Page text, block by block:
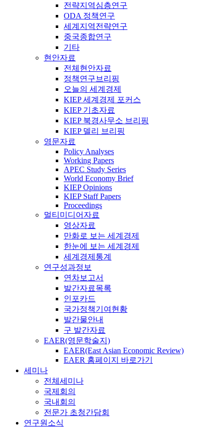
전략지역심층연구
ODA 정책연구
세계지역전략연구
중국종합연구
기타
현안자료
전체현안자료
정책연구브리핑
오늘의 세계경제
KIEP 세계경제 포커스
KIEP 기초자료
KIEP 북경사무소 브리핑
KIEP 델리 브리핑
영문자료
Policy Analyses
Working Papers
APEC Study Series
World Economy Brief
KIEP Opinions
KIEP Staff Papers
Proceedings
멀티미디어자료
영상자료
만화로 보는 세계경제
한눈에 보는 세계경제
세계경제통계
연구성과정보
연차보고서
발간자료목록
인포카드
국가정책기여현황
발간물안내
구 발간자료
EAER(영문학술지)
EAER(East Asian Economic Review)
EAER 홈페이지 바로가기
세미나
전체세미나
국제회의
국내회의
전문가 초청간담회
연구원소식